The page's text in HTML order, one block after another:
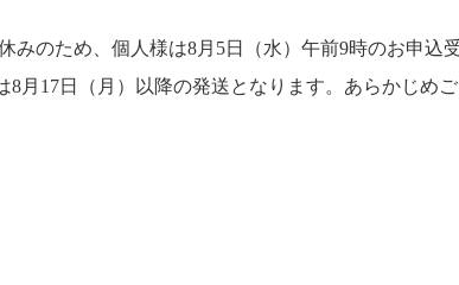
のため、個人様は8月5日（水）午前9時のお申込
月17日（月）以降の発送となります。あらかじめ